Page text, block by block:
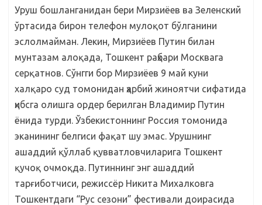
Уруш бошланганидан бери Мирзиёев ва Зеленский
ўртасида бирон телефон мулоқот бўлганини
эслолмайман. Лекин, Мирзиёев Путин билан
мунтазам алоқада, Тошкент раҳбари Москвага
серқатнов. Сўнгги бор Мирзиёев 9 май куни
халқаро суд томонидан ҳарбий жиноятчи сифатида
ҳибсга олишга ордер берилган Владимир Путин
ёнида турди. Ўзбекистоннинг Россия томонида
эканининг белгиси фақат шу эмас. Урушнинг
ашаддий қўллаб қувватловчиларига Тошкент
қучоқ очмоқда. Путиннинг энг ашаддий
тарғиботчиси, режиссёр Никита Михалковга
Тошкентдаги “Рус сезони” фестивали доирасида